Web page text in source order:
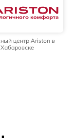
центр Ariston в
Хабаровске